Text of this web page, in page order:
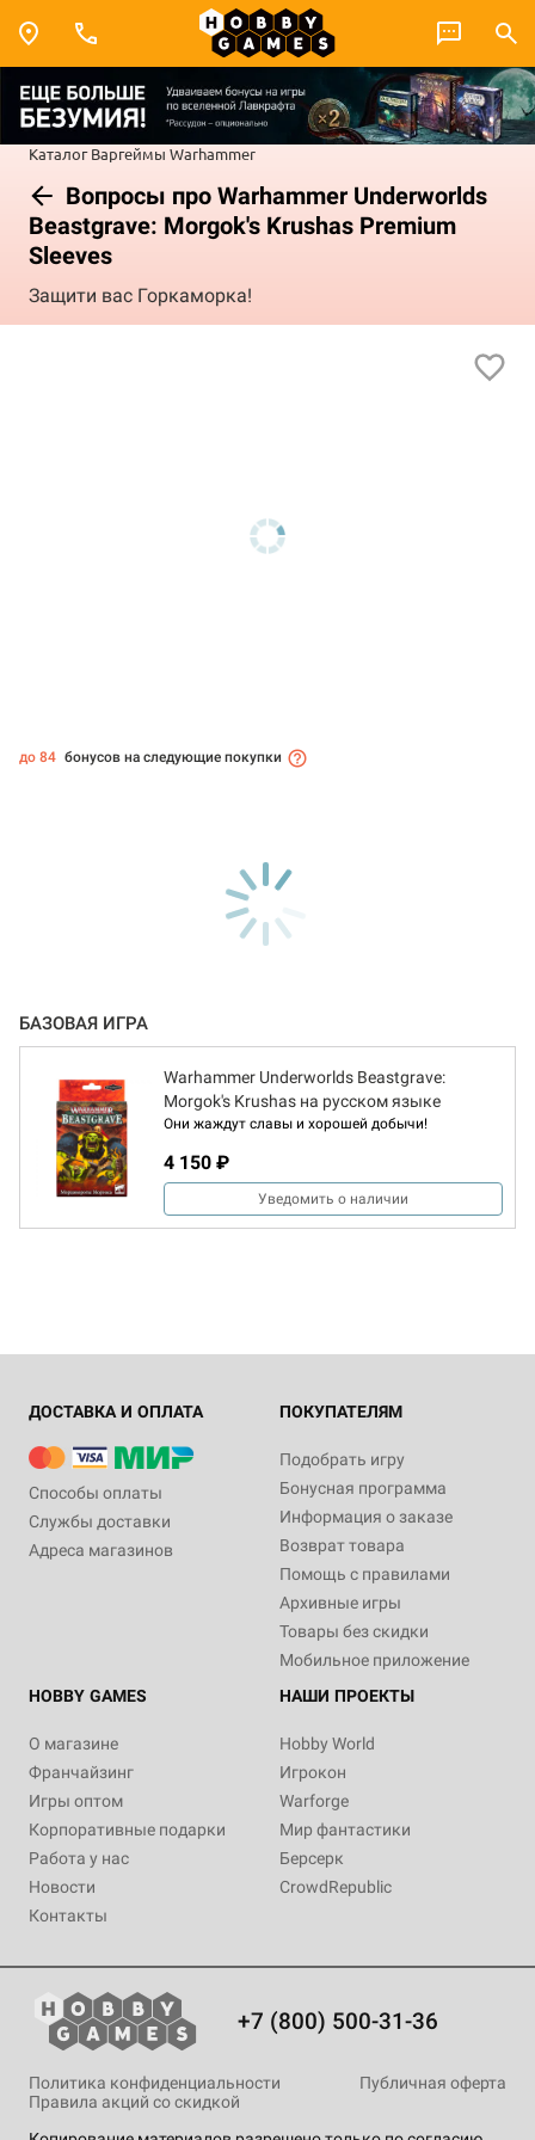
Каталог Варгеймы Warhammer
Вопросы про Warhammer Underworlds
Beastgrave: Morgok's Krushas Premium
Sleeves
Защити вас Горкаморка!
до 84 бонусов на следующие покупки
БАЗОВАЯ ИГРА
Warhammer Underworlds Beastgrave:
Morgok's Krushas на русском языке
Они жаждут славы и хорошей добычи!
4 150 ₽
Уведомить о наличии
ДОСТАВКА И ОПЛАТА
Способы оплаты
Службы доставки
Адреса магазинов
ПОКУПАТЕЛЯМ
Подобрать игру
Бонусная программа
Информация о заказе
Возврат товара
Помощь с правилами
Архивные игры
Товары без скидки
Мобильное приложение
HOBBY GAMES
О магазине
Франчайзинг
Игры оптом
Корпоративные подарки
Работа у нас
Новости
Контакты
НАШИ ПРОЕКТЫ
Hobby World
Игрокон
Warforge
Мир фантастики
Берсерк
CrowdRepublic
+7 (800) 500-31-36
Политика конфиденциальности
Публичная оферта
Правила акций со скидкой